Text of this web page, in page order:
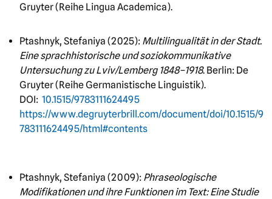
Gruyter (Reihe Lingua Academica).
Ptashnyk, Stefaniya (2025): Multilingualität in der Stadt.
Eine sprachhistorische und soziokommunikative
Untersuchung zu Lviv/Lemberg 1848–1918. Berlin: De
Gruyter (Reihe Germanistische Linguistik).
DOI: 10.1515/9783111624495
https://www.degruyterbrill.com/document/doi/10.1515/9
783111624495/html#contents
Ptashnyk, Stefaniya (2009): Phraseologische
Modifikationen und ihre Funktionen im Text: Eine Studie